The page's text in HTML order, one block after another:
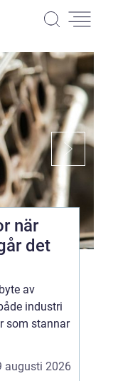
det
av
industri
som stannar
augusti 2026